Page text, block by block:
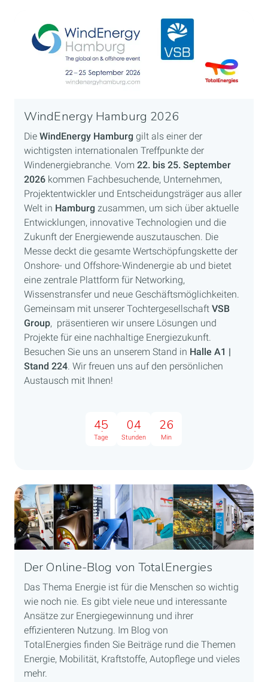
WindEnergy Hamburg 2026
Die WindEnergy Hamburg gilt als einer der
wichtigsten internationalen Treffpunkte der
Windenergiebranche. Vom 22. bis 25. September
2026 kommen Fachbesuchende, Unternehmen,
Projektentwickler und Entscheidungsträger aus aller
Welt in Hamburg zusammen, um sich über aktuelle
Entwicklungen, innovative Technologien und die
Zukunft der Energiewende auszutauschen. Die
Messe deckt die gesamte Wertschöpfungskette der
Onshore- und Offshore-Windenergie ab und bietet
eine zentrale Plattform für Networking,
Wissenstransfer und neue Geschäftsmöglichkeiten.
Gemeinsam mit unserer Tochtergesellschaft VSB
Group, präsentieren wir unsere Lösungen und
Projekte für eine nachhaltige Energiezukunft.
Besuchen Sie uns an unserem Stand in Halle A1 |
Stand 224 . Wir freuen uns auf den persönlichen
Austausch mit Ihnen!
45
Tage
04
Stunden
26
Min
Der Online-Blog von TotalEnergies
Das Thema Energie ist für die Menschen so wichtig
wie noch nie. Es gibt viele neue und interessante
Ansätze zur Energiegewinnung und ihrer
effizienteren Nutzung. Im Blog von
TotalEnergies finden Sie Beiträge rund die Themen
Energie, Mobilität, Kraftstoffe, Autopflege und vieles
mehr.